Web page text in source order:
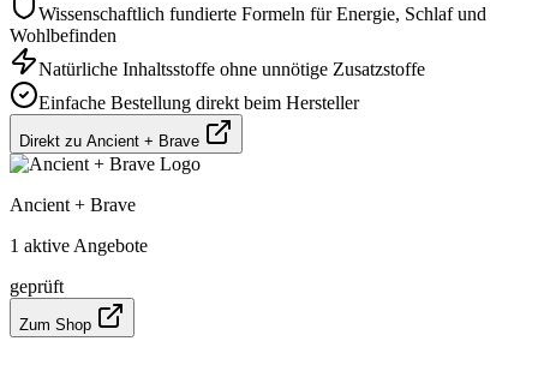
Wissenschaftlich fundierte Formeln für Energie, Schlaf und
Wohlbefinden
Natürliche Inhaltsstoffe ohne unnötige Zusatzstoffe
Einfache Bestellung direkt beim Hersteller
Direkt zu Ancient + Brave
Ancient + Brave
1 aktive Angebote
geprüft
Zum Shop